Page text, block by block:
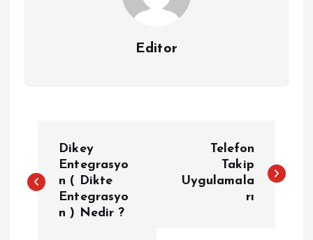
Editor
a
Dikey
Entegrasyo
n ( Dikte
Entegrasyo
n ) Nedir ?
Telefon
Takip
Uygulamala
rı